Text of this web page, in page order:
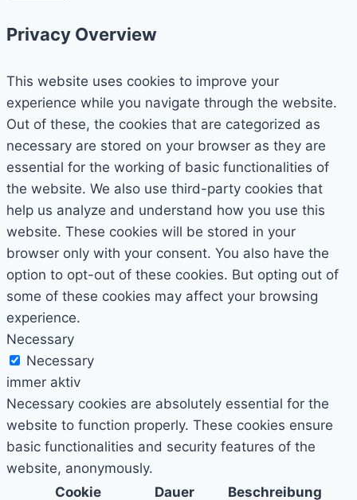
Privacy Overview
This website uses cookies to improve your
experience while you navigate through the website.
Out of these, the cookies that are categorized as
necessary are stored on your browser as they are
essential for the working of basic functionalities of
the website. We also use third-party cookies that
help us analyze and understand how you use this
website. These cookies will be stored in your
browser only with your consent. You also have the
option to opt-out of these cookies. But opting out of
some of these cookies may affect your browsing
experience.
Necessary
Necessary
immer aktiv
Necessary cookies are absolutely essential for the
website to function properly. These cookies ensure
basic functionalities and security features of the
website, anonymously.
Cookie
Dauer Beschreibung